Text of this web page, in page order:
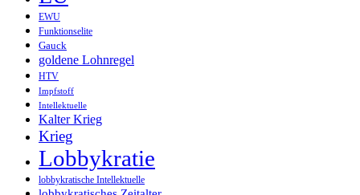
EWU
Funktionselite
Gauck
goldene Lohnregel
HTV
Impfstoff
Intellektuelle
Kalter Krieg
Krieg
Lobbykratie
lobbykratische Intellektuelle